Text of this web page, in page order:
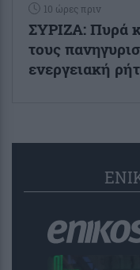
10 ώρες πριν
ΣΥΡΙΖΑ: Πυρά
τους
ενεργειακή